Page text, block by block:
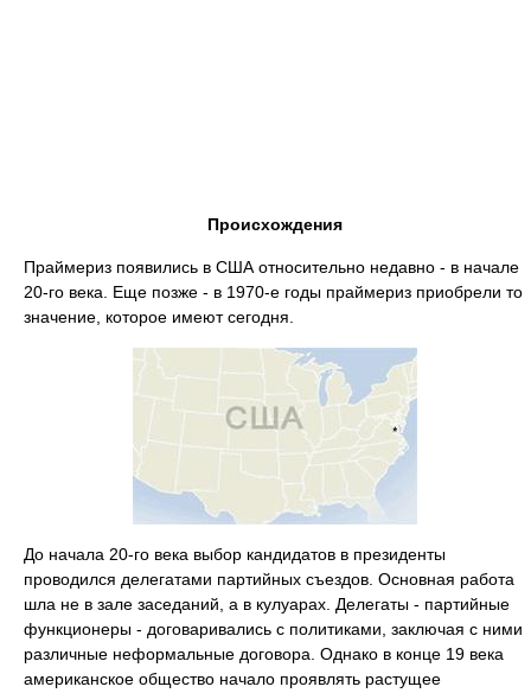
Происхождения
Праймериз появились в США относительно недавно - в начале
20-го века. Еще позже - в 1970-е годы праймериз приобрели то
значение, которое имеют сегодня.
До начала 20-го века выбор кандидатов в президенты
проводился делегатами партийных съездов. Основная работа
шла не в зале заседаний, а в кулуарах. Делегаты - партийные
функционеры - договаривались с политиками, заключая с ними
различные неформальные договора. Однако в конце 19 века
американское общество начало проявлять растущее